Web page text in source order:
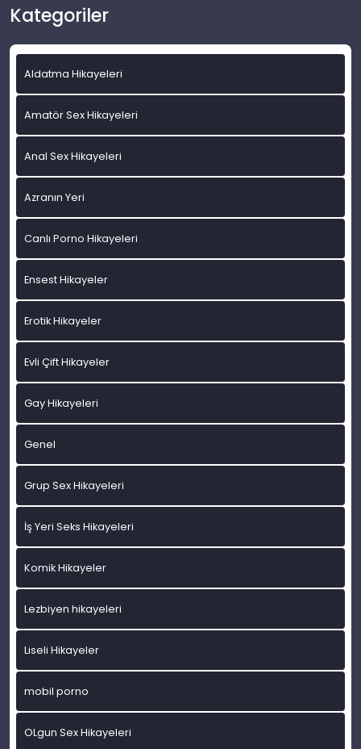
Kategoriler
Aldatma Hikayeleri
Amatör Sex Hikayeleri
Anal Sex Hikayeleri
Azranın Yeri
Canlı Porno Hikayeleri
Ensest Hikayeler
Erotik Hikayeler
Evli Çift Hikayeler
Gay Hikayeleri
Genel
Grup Sex Hikayeleri
İş Yeri Seks Hikayeleri
Komik Hikayeler
Lezbiyen hikayeleri
Liseli Hikayeler
mobil porno
OLgun Sex Hikayeleri